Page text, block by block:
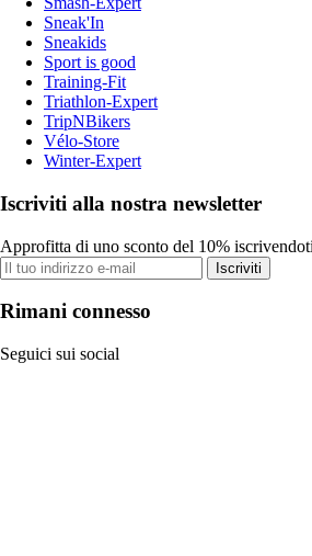
Sneak'In
Sneakids
Sport is good
Training-Fit
Triathlon-Expert
TripNBikers
Vélo-Store
Winter-Expert
Iscriviti alla nostra newsletter
Approfitta di uno sconto del 10%
Iscriviti
Rimani connesso
Seguici sui social